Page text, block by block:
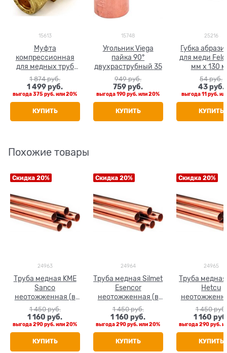
15613
Муфта
компрессионная
для медных труб
Tiemme НР 35 х 1
1/4"
1 874 руб.
1 499 руб.
выгода375 руб.или20%
КУПИТЬ
15748
Угольник Viega
пайка 90°
двухраструбный 35
949 руб.
759 руб.
выгода190 руб.или20%
КУПИТЬ
25216
Губка
для меди
мм х 130
54 руб.
43 руб.
выгода11 руб.
КУПИТЬ
Похожие товары
Скидка 20%
24963
Труба медная KME
Sanco
неотожженная (в
штанге 5 м) 35 x 1.0
1 450 руб.
1 160 руб.
выгода290 руб.или20%
КУПИТЬ
Скидка 20%
24964
Труба медная Silmet
Esencor
неотожженная (в
штанге 5 м) 35 x 1.0
1 450 руб.
1 160 руб.
выгода290 руб.или20%
КУПИТЬ
Скидка 20%
24965
Труба медная
Hetcu
штанге 5 м)
1 450 руб.
1 160
выгода290 руб.
КУПИТЬ